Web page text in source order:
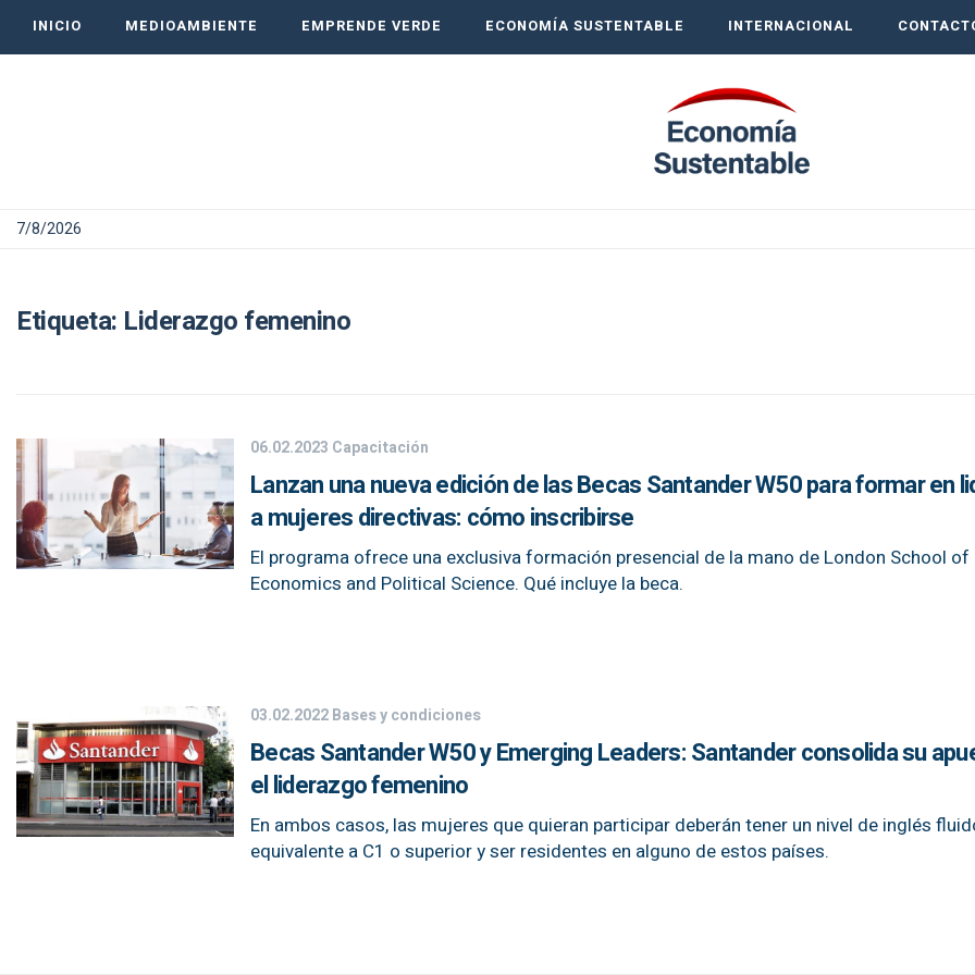
INICIO MEDIOAMBIENTE EMPRENDE VERDE ECONOMÍA SUSTENTABLE INTERNACIONAL
7/8/2026
Etiqueta: Liderazgo femenino
06.02.2023 Capacitación
Lanzan una nueva edición de las Becas Santander W50 para formar en
a mujeres directivas: cómo inscribirse
El programa ofrece una exclusiva formación presencial de la mano de London School of
Economics and Political Science. Qué incluye la beca.
03.02.2022Bases y condiciones
Becas Santander W50 y Emerging Leaders: Santander consolida su
el liderazgo femenino
En ambos casos, las mujeres que quieran participar deberán tener un nivel de inglés
equivalente a C1 o superior y ser residentes en alguno de estos países.